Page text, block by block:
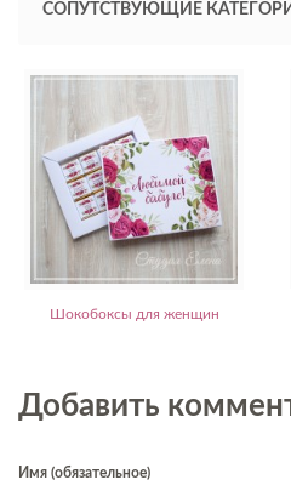
СОПУТСТВУЮЩИЕ
Шокобоксы для женщин
Добавить
Имя (обязательное)